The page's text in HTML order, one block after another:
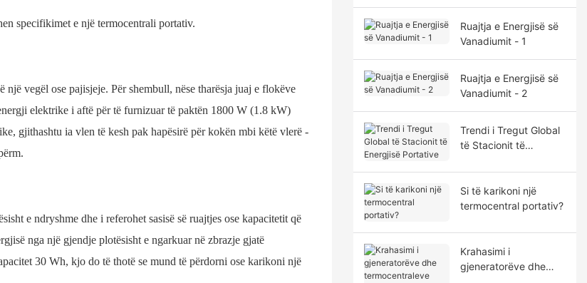
specifikimet e një termocentrali portativ.
vegël ose pajisjeje. Për shembull, nëse tharësja juaj e flokëve
elektrike i aftë për të furnizuar të paktën 1800 W (1.8 kW)
gjithashtu ia vlen të kesh pak hapësirë ​​për kokën mbi këtë vlerë -
e ndryshme dhe i referohet sasisë së ruajtjes ose kapacitetit që
nga një gjendje plotësisht e ngarkuar në zbrazje gjatë
30 Wh, kjo do të thotë se mund të përdorni ose karikoni një
Ruajtja e Energjisë së
Vanadiumit - 1
Ruajtja e Energjisë së
Vanadiumit - 2
Trendi i Tregut Global
të Stacionit të
Si të karikoni një
termocentral portativ?
Krahasimi i
gjeneratorëve dhe